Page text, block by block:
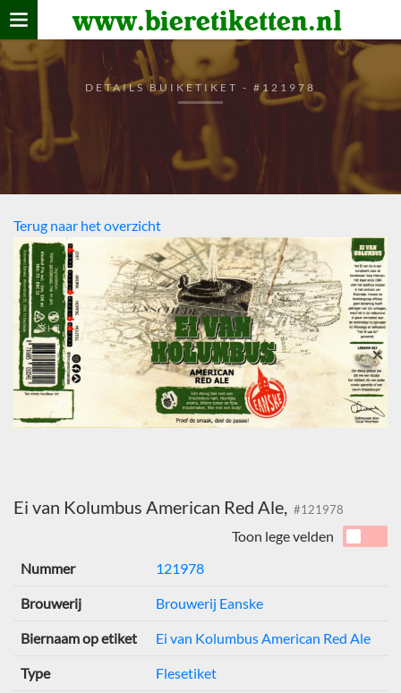
www.bieretiketten.nl
Home
verzamelen
De bierkaart
Bezoekers
DETAILS BUIKETIKET - #121978
Terug naar het overzicht
Ei van Kolumbus American Red Ale, #121978
Toon lege velden
Nummer
121978
Brouwerij Brouwerij Eanske
Biernaam op etiket Ei van Kolumbus American Red Ale
Type Flesetiket